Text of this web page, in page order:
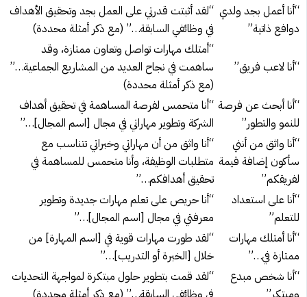
“أنا أعمل بجد ولدي
دوافع ذاتية”
“لقد أثبتت قدرتي على العمل بجد وتحقيق الأهداف
في وظائفي السابقة…” (مع ذكر أمثلة محددة)
“أنا لاعب فريق”
“أمتلك مهارات تواصل وتعاون ممتازة، وقد
ساهمت في نجاح العديد من المشاريع الجماعية…”
(مع ذكر أمثلة محددة)
“أنا أبحث عن فرصة
للنمو والتطور”
“أنا متحمس لفرصة المساهمة في تحقيق أهداف
الشركة وتطوير مهاراتي في مجال [اسم المجال]…”
“أنا واثق من أنني
سأكون إضافة قيمة
لفريقكم”
“أنا واثق من أن مهاراتي وخبراتي تتناسب مع
متطلبات الوظيفة، وأنا متحمس للمساهمة في
تحقيق أهدافكم…”
“أنا على استعداد
للتعلم”
“أنا حريص على تعلم مهارات جديدة وتطوير
معرفتي في مجال [اسم المجال]…”
“أنا أمتلك مهارات
ممتازة في…”
“لقد طورت مهارات قوية في [اسم المهارة] من
خلال [الخبرة أو التدريب]…”
“أنا شخص مبدع
“لقد قمت بتطوير حلول مبتكرة لمواجهة التحديات